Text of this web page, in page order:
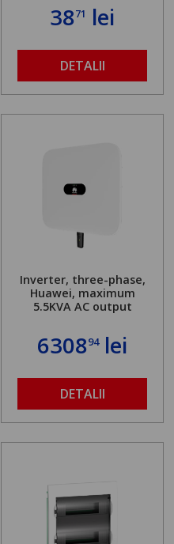
3871 lei
DETALII
Inverter, three-phase,
Huawei, maximum
5.5KVA AC output
630894lei
DETALII